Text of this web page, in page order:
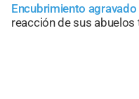
Encubrimiento agravado
reacción de sus